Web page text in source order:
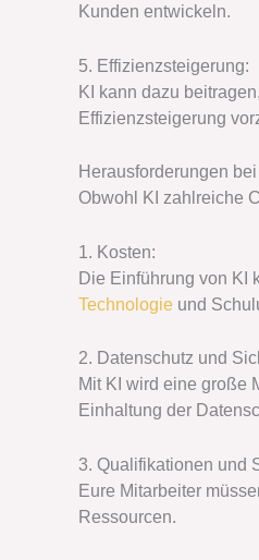
Kunden entwickeln.
5. Effizienzsteigerung:
KI kann dazu
Effizienzsteigerung
Herausforderungen
Obwohl KI zahlreiche
1. Kosten:
Die Einführung von KI
Technologie und
2. Datenschutz und
Mit KI wird eine große
Einhaltung der
3. Qualifikationen und
Eure Mitarbeiter
Ressourcen.